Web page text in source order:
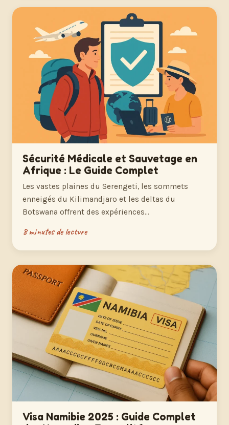
Sécurité Médicale et Sauvetage en
Afrique : Le Guide Complet
Les vastes plaines du Serengeti, les sommets
enneigés du Kilimandjaro et les deltas du
Botswana offrent des expériences…
8 minutes de lecture
Visa Namibie 2025 : Guide Complet